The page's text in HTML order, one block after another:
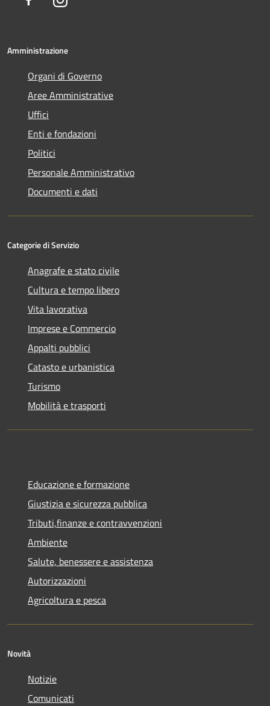
Amministrazione
Organi di Governo
Aree Amministrative
Uffici
Enti e fondazioni
Politici
Personale Amministrativo
Documenti e dati
Categorie di Servizio
Anagrafe e stato civile
Cultura e tempo libero
Vita lavorativa
Imprese e Commercio
Appalti pubblici
Catasto e urbanistica
Turismo
Mobilità e trasporti
Educazione e formazione
Giustizia e sicurezza pubblica
Tributi,finanze e contravvenzioni
Ambiente
Salute, benessere e assistenza
Autorizzazioni
Agricoltura e pesca
Novità
Notizie
Comunicati